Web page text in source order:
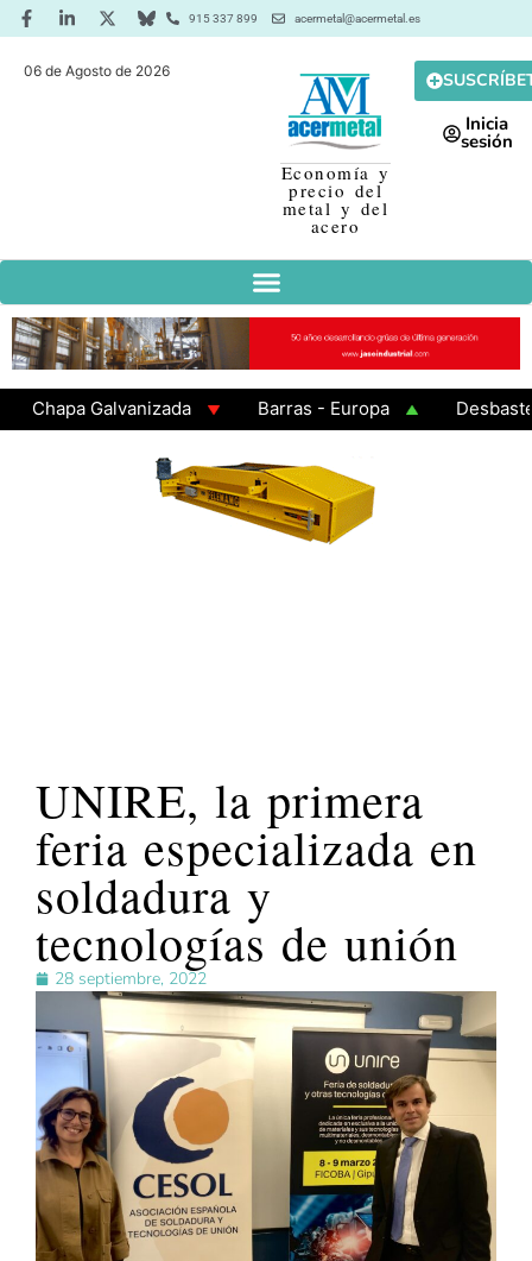
915 337 899 acermetal@acermetal.es
06 de Agosto de 2026
Economía y
precio del
metal y del
acero
Inicia
sesión
Galvanizada Barras - Europa
Desbaste -
UNIRE, la primera
feria especializada en
soldadura y
tecnologías de unión
28 septiembre, 2022